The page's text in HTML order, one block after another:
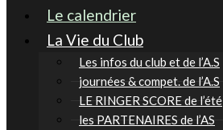
Le calendrier
La Vie du Club
Les infos du club et de l’A.S
journées & compet. de l’A.S
LE RINGER SCORE de l’été
les PARTENAIRES de l’AS